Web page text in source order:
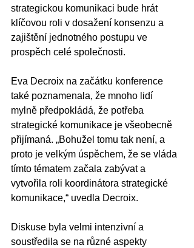
strategickou komunikaci bude hrát
klíčovou roli v dosažení konsenzu a
zajištění jednotného postupu ve
prospěch celé společnosti.
Eva Decroix na začátku konference
také poznamenala, že mnoho lidí
mylně předpokládá, že potřeba
strategické komunikace je všeobecně
přijímaná. „Bohužel tomu tak není, a
proto je velkým úspěchem, že se vláda
tímto tématem začala zabývat a
vytvořila roli koordinátora strategické
komunikace,“ uvedla Decroix.
Diskuse byla velmi intenzivní a
soustředila se na různé aspekty